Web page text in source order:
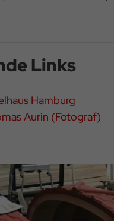
Links
Hamburg
Aurin (Fotograf)